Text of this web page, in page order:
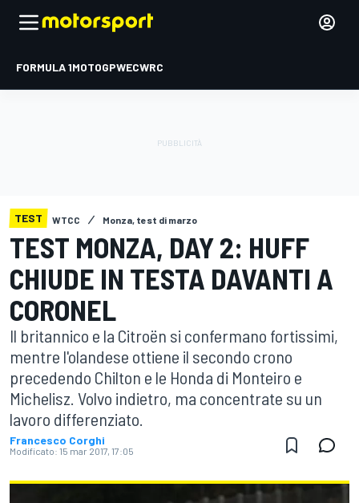
FORMULA 1MOTOGPWECWRC
TEST WTCC Monza, test di marzo
TEST MONZA, DAY 2: HUFF
CHIUDE IN TESTA DAVANTI A
CORONEL
Il britannico e la Citroën si confermano fortissimi,
mentre l'olandese ottiene il secondo crono
precedendo Chilton e le Honda di Monteiro e
Michelisz. Volvo indietro, ma concentrate su un
lavoro differenziato.
Francesco Corghi
Modificato: 15 mar 2017, 17:05